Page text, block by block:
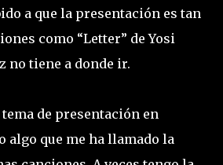
a que la presentación es tan
como “Letter” de Yosi
no tiene a donde ir.
de presentación en
algo que me ha llamado la